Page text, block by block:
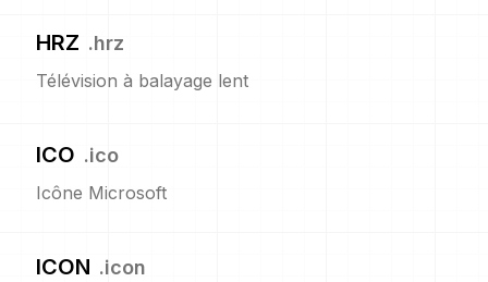
HRZ .hrz
Télévision à balayage lent
ICO .ico
Icône Microsoft
ICON .icon